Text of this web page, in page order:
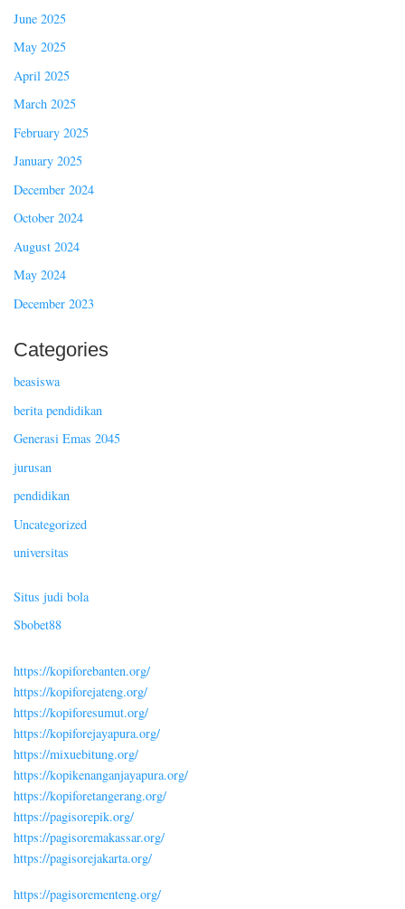
June 2025
May 2025
April 2025
March 2025
February 2025
January 2025
December 2024
October 2024
August 2024
May 2024
December 2023
Categories
beasiswa
berita pendidikan
Generasi Emas 2045
jurusan
pendidikan
Uncategorized
universitas
Situs judi bola
Sbobet88
https://kopiforebanten.org/
https://kopiforejateng.org/
https://kopiforesumut.org/
https://kopiforejayapura.org/
https://mixuebitung.org/
https://kopikenanganjayapura.org/
https://kopiforetangerang.org/
https://pagisorepik.org/
https://pagisoremakassar.org/
https://pagisorejakarta.org/
https://pagisorementeng.org/